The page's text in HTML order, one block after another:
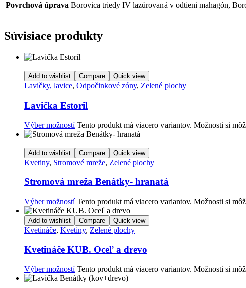
Povrchová úprava Borovica triedy IV lazúrovaná v odtieni mahagón,
Súvisiace produkty
Add to wishlist Compare Quick view
Lavičky, lavice, Odpočinkové zóny, Zelené plochy
Lavička Estoril
Výber možností Tento produkt má viacero variantov. Možnosti si
Add to wishlist Compare Quick view
Kvetiny, Stromové mreže, Zelené plochy
Stromová mreža Benátky- hranatá
Výber možností Tento produkt má viacero variantov. Možnosti si
Add to wishlist Compare Quick view
Kvetináče, Kvetiny, Zelené plochy
Kvetináče KUB. Oceľ a drevo
Výber možností Tento produkt má viacero variantov. Možnosti si